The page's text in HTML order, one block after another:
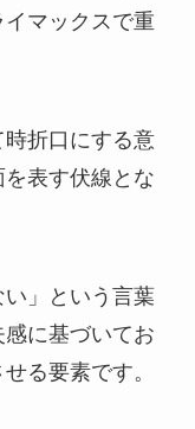
マックスで重
折口にする意
表す伏線とな
」という言葉
に基づいてお
る要素です。